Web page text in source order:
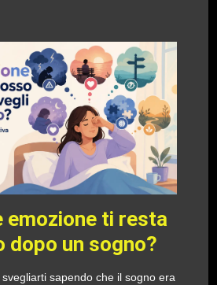
emozione ti resta
dopo un sogno?
sapendo che il sogno era